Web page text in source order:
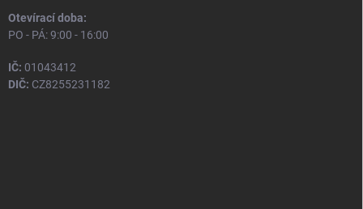
Otevírací doba:
PO - PÁ: 9:00 - 16:00
IČ: 01043412
DIČ: CZ8255231182